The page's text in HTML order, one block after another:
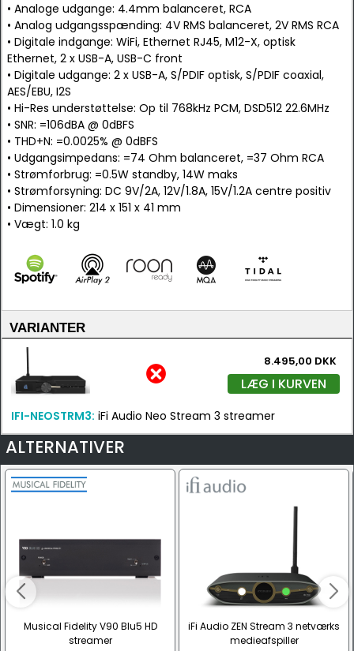
• Analoge udgange: 4.4mm balanceret, RCA
• Analog udgangsspænding: 4V RMS balanceret, 2V RMS RCA
• Digitale indgange: WiFi, Ethernet RJ45, M12-X, optisk
Ethernet, 2 x USB-A, USB-C front
• Digitale udgange: 2 x USB-A, S/PDIF optisk, S/PDIF coaxial,
AES/EBU, I2S
• Hi-Res understøttelse: Op til 768kHz PCM, DSD512 22.6MHz
• SNR: =106dBA @ 0dBFS
• THD+N: =0.0025% @ 0dBFS
• Udgangsimpedans: =74 Ohm balanceret, =37 Ohm RCA
• Strømforbrug: =0.5W standby, 14W maks
• Strømforsyning: DC 9V/2A, 12V/1.8A, 15V/1.2A centre positiv
• Dimensioner: 214 x 151 x 41 mm
• Vægt: 1.0 kg
VARIANTER
8.495,00 DKK
LÆG I KURVEN
IFI-NEOSTRM3: iFi Audio Neo Stream 3 streamer
ALTERNATIVER
Musical Fidelity V90 Blu5 HD
streamer
iFi Audio ZEN Stream 3 netværks
medieafspiller